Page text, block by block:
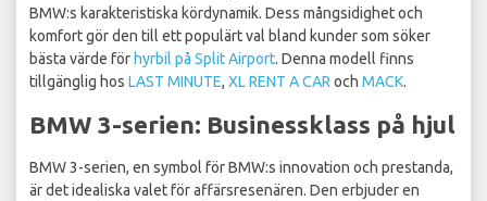
BMW:s karakteristiska kördynamik. Dess mångsidighet och
komfort gör den till ett populärt val bland kunder som söker
bästa värde för hyrbil på Split Airport. Denna modell finns
tillgänglig hos LAST MINUTE, XL RENT A CAR och MACK.
BMW 3-serien: Businessklass på hjul
BMW 3-serien, en symbol för BMW:s innovation och prestanda,
är det idealiska valet för affärsresenären. Den erbjuder en